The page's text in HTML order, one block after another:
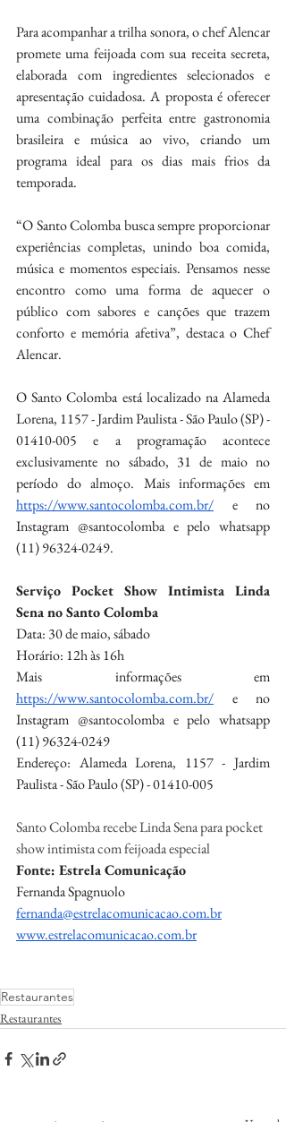
Para acompanhar a trilha sonora, o chef Alencar
promete uma feijoada com sua receita secreta,
elaborada com ingredientes selecionados e
apresentação cuidadosa. A proposta é oferecer
uma combinação perfeita entre gastronomia
brasileira e música ao vivo, criando um
programa ideal para os dias mais frios da
temporada.
“O Santo Colomba busca sempre proporcionar
experiências completas, unindo boa comida,
música e momentos especiais. Pensamos nesse
encontro como uma forma de aquecer o
público com sabores e canções que trazem
conforto e memória afetiva”, destaca o Chef
Alencar.
O Santo Colomba está localizado na Alameda
Lorena, 1157 - Jardim Paulista - São Paulo (SP) -
01410-005 e a programação acontece
exclusivamente no sábado, 31 de maio no
https://www.santocolomba.com.br/ e no
Instagram @santocolomba e pelo whatsapp
(11) 96324-0249.
Serviço Pocket Show Intimista Linda
Sena no Santo Colomba
Data: 30 de maio, sábado
Horário: 12h às 16h
https://www.santocolomba.com.br/ e no
Instagram @santocolomba e pelo whatsapp
(11) 96324-0249
Endereço: Alameda Lorena, 1157 - Jardim
Paulista - São Paulo (SP) - 01410-005
Santo Colomba recebe Linda Sena para pocket
show intimista com feijoada especial
Fonte: Estrela Comunicação
Fernanda Spagnuolo
fernanda@estrelacomunicacao.com.br
www.estrelacomunicacao.com.br
Restaurantes
Restaurantes